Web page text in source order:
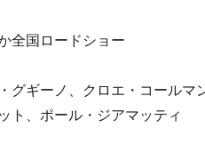
全国ロードショー
グギーノ、クロエ・コールマ
ト、ポール・ジアマッティ